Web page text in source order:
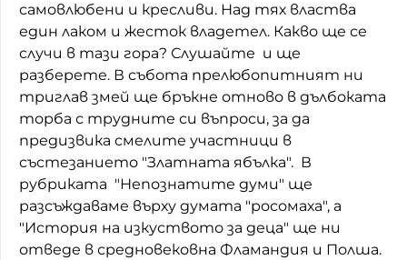
самовлюбени и кресливи. Над тях властва
един лаком и жесток владетел. Какво ще се
случи в тази гора? Слушайте и ще
разберете. В събота прелюбопитният ни
триглав змей ще бръкне отново в дълбоката
торба с трудните си въпроси, за да
предизвика смелите участници в
състезанието "Златната ябълка". В
рубриката "Непознатите думи" ще
разсъждаваме върху думата "росомаха", а
"История на изкуството за деца" ще ни
отведе в средновековна Фламандия и Полша.